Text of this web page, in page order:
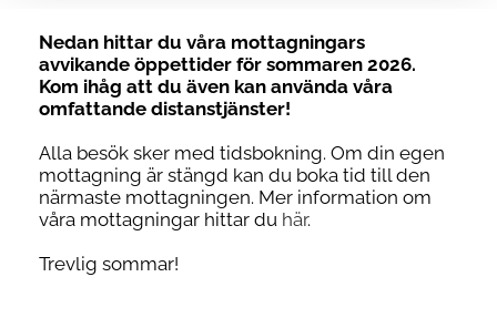
Nedan hittar du våra mottagningars
avvikande öppettider för sommaren 2026.
Kom ihåg att du även kan använda våra
omfattande distanstjänster!
Alla besök sker med tidsbokning. Om din egen
mottagning är stängd kan du boka tid till den
närmaste mottagningen. Mer information om
våra mottagningar hittar du här.
Trevlig sommar!